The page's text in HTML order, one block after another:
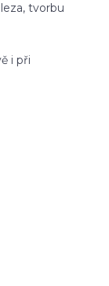
tvorbu
i při